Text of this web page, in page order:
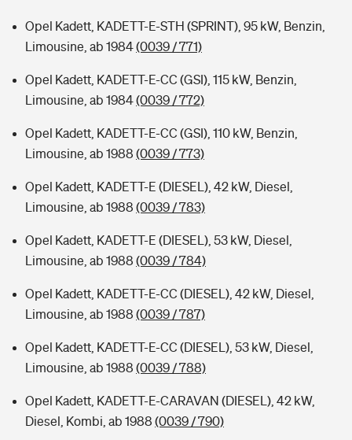
Opel Kadett, KADETT-E-STH (SPRINT), 95 kW, Benzin,
Limousine, ab 1984(0039 / 771)
Opel Kadett, KADETT-E-CC (GSI), 115 kW, Benzin,
Limousine, ab 1984(0039 / 772)
Opel Kadett, KADETT-E-CC (GSI), 110 kW, Benzin,
Limousine, ab 1988 (0039 / 773)
Opel Kadett, KADETT-E (DIESEL), 42 kW, Diesel,
Limousine, ab 1988 (0039 / 783)
Opel Kadett, KADETT-E (DIESEL), 53 kW, Diesel,
Limousine, ab 1988 (0039 / 784)
Opel Kadett, KADETT-E-CC (DIESEL), 42 kW, Diesel,
Limousine, ab 1988 (0039 / 787)
Opel Kadett, KADETT-E-CC (DIESEL), 53 kW, Diesel,
Limousine, ab 1988 (0039 / 788)
Opel Kadett, KADETT-E-CARAVAN (DIESEL), 42 kW,
Diesel, Kombi, ab 1988 (0039 / 790)